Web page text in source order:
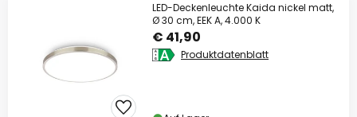
LED-Deckenleuchte Kaida nickel matt,
Ø 30 cm, EEK A, 4.000 K
€ 41,90
Produktdatenblatt